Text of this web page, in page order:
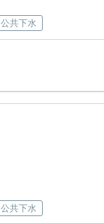
公共下水
公共下水